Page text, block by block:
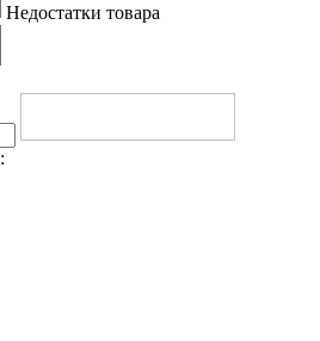
Недостатки товара